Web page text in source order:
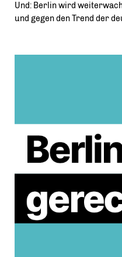
Und: Berlin wird
und gegen den Trend der